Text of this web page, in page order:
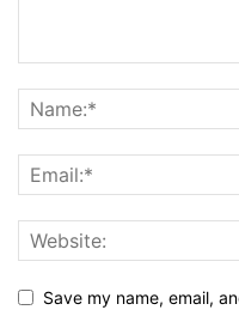
Save my name, email,